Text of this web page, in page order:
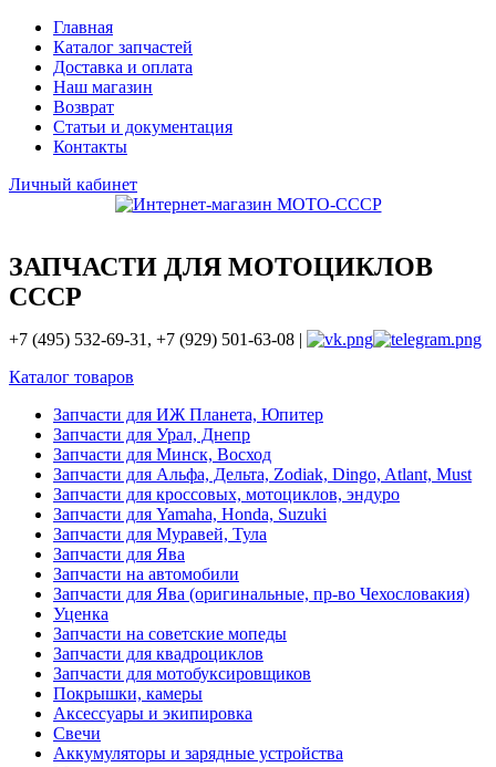
Главная
Каталог запчастей
Доставка и оплата
Наш магазин
Возврат
Статьи и документация
Контакты
Личный кабинет
ЗАПЧАСТИ ДЛЯ МОТОЦИКЛОВ
СССР
+7 (495) 532-69-31, +7 (929) 501-63-08 |
Каталог товаров
Запчасти для ИЖ Планета, Юпитер
Запчасти для Урал, Днепр
Запчасти для Минск, Восход
Запчасти для Альфа, Дельта, Zodiak, Dingo, Atlant, Must
Запчасти для кроссовых, мотоциклов, эндуро
Запчасти для Yamaha, Honda, Suzuki
Запчасти для Муравей, Тула
Запчасти для Ява
Запчасти на автомобили
Запчасти для Ява (оригинальные, пр-во Чехословакия)
Уценка
Запчасти на советские мопеды
Запчасти для квадроциклов
Запчасти для мотобуксировщиков
Покрышки, камеры
Аксессуары и экипировка
Свечи
Аккумуляторы и зарядные устройства